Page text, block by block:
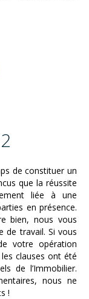
de constituer un
que la réussite
liée à une
en présence.
bien, nous vous
de travail. Si vous
votre opération
clauses ont été
de l’Immobilier.
nous ne
!